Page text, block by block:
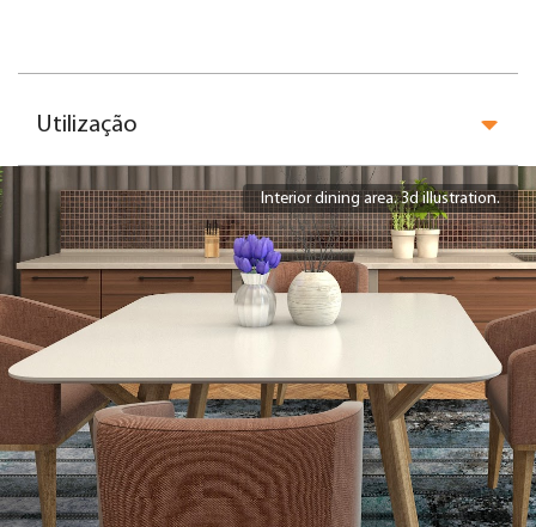
Espelho Cebrace
Cebrace Texturizados
Cebrace Laqueado
Cebrace Reflex
Cebrace Reflecta
Cebrace Extra Clear
Cebrace Extra Grosso
Utilização
Interior dining area. 3d illustration.